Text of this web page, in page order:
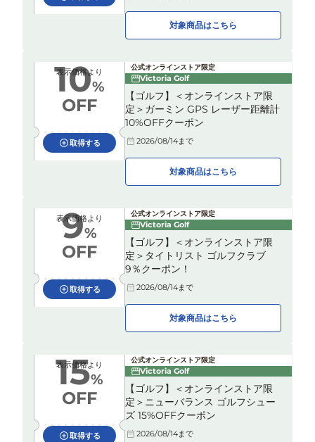
対象商品はこちら
表示価格より
10%
OFF
取得する
公式オンラインストア限定
Victoria Golf
【ゴルフ】＜オンラインストア限
定＞ガーミン GPS レーザー距離計
10%OFFクーポン
2026/08/14まで
対象商品はこちら
表示価格より
9%
OFF
取得する
公式オンラインストア限定
Victoria Golf
【ゴルフ】＜オンラインストア限
定＞タイトリスト ゴルフクラブ
9％クーポン！
2026/08/14まで
対象商品はこちら
表示価格より
15%
OFF
取得する
公式オンラインストア限定
Victoria Golf
【ゴルフ】＜オンラインストア限
定＞ニューバランス ゴルフシュー
ズ 15%OFFクーポン
2026/08/14まで